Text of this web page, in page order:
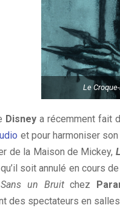
Le
Disney a récemment fait
et pour harmoniser
de la Maison de Mickey,
soit annulé en cours
Sans un Bruitchez
des spectateurs en